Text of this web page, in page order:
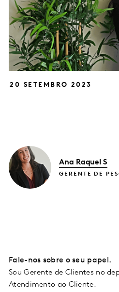
20 SETEMBRO 2023
Ana Raquel S
GERENTE DE
Fale-nos sobre o seu papel.
Sou Gerente de Clientes no
Atendimento ao Cliente.